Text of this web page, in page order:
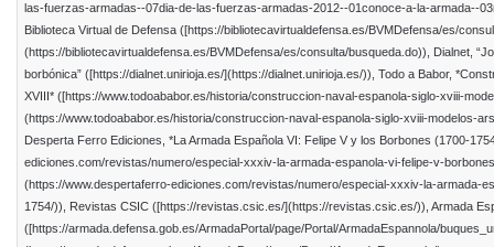
las-fuerzas-armadas--07dia-de-las-fuerzas-armadas-2012--01conoce-a-la-armada--
Biblioteca Virtual de Defensa ([https://bibliotecavirtualdefensa.es/BVMDefensa/es/
(https://bibliotecavirtualdefensa.es/BVMDefensa/es/consulta/busqueda.do)), Dialnet,
borbónica” ([https://dialnet.unirioja.es/](https://dialnet.unirioja.es/)), Todo a Babor,
XVIII* ([https://www.todoababor.es/historia/construccion-naval-espanola-siglo-xviii-
(https://www.todoababor.es/historia/construccion-naval-espanola-siglo-xviii-modelos-
Desperta Ferro Ediciones, *La Armada Española VI: Felipe V y los Borbones (1700-
ediciones.com/revistas/numero/especial-xxxiv-la-armada-espanola-vi-felipe-v-
(https://www.despertaferro-ediciones.com/revistas/numero/especial-xxxiv-la-armada-
1754/)), Revistas CSIC ([https://revistas.csic.es/](https://revistas.csic.es/)), Armada
([https://armada.defensa.gob.es/ArmadaPortal/page/Portal/ArmadaEspannola/